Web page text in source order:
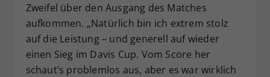
Zweifel über den Ausgang des Matches
aufkommen. „Natürlich bin ich extrem stolz
auf die Leistung – und generell auf wieder
einen Sieg im Davis Cup. Vom Score her
schaut’s problemlos aus, aber es war wirklich